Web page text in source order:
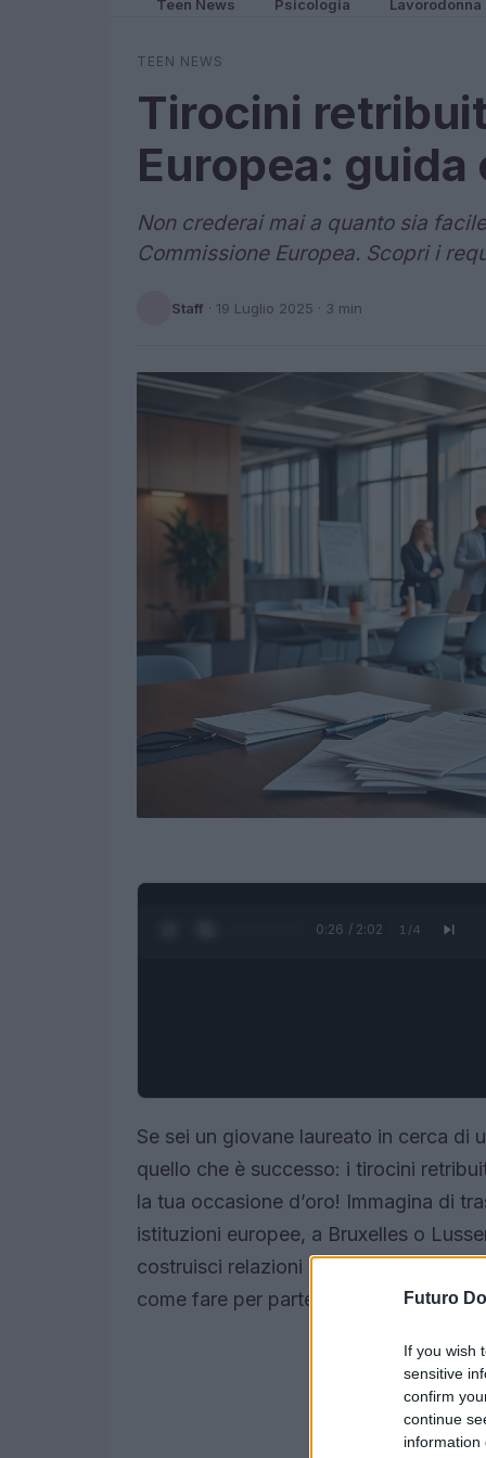
Futuro
If you wish
sensitive
confirm
continue
information
Teen News Psicologia Lavorodonna
TEEN NEWS
Tirocini
Europea: guida
Non crederai mai a quanto sia
Commissione Europea. Scopri i
Staff · 19 Luglio 2025 · 3 min
0:27 / 2:02 1 /4
Se sei un giovane laureato in cerca di
quello che è successo: i tirocini
la tua occasione d’oro! Immagina di
istituzioni europee, a Bruxelles o
costruisci relazioni professionali a
come fare per partecipare?